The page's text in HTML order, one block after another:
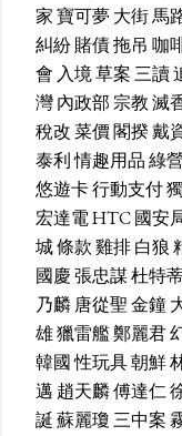
家寶可夢大街馬
糾紛賭債拖吊 咖
會 入境草案三讀
灣內政部宗教滅
稅改菜價閣揆戴
泰利情趣用品綠
悠遊卡行動支付
宏達電HTC國安
城條款雞排白狼
國慶張忠謀杜特
乃麟唐從聖金鐘
雄獵雷艦鄭麗君
韓國性玩具朝鮮
邁 趙天麟傅達仁
誕蘇麗瓊三中案